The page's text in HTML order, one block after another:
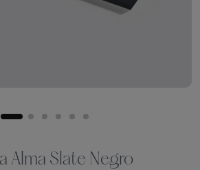
Alma Slate Negro